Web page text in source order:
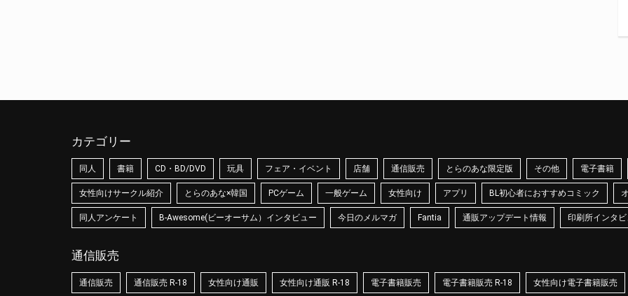
カテゴリー
同人 書籍 CD・BD/DVD 玩具 フェア・イベント 店舗 通信販売 とらのあな限定版 その他 電子書籍
女性向けサークル紹介 とらのあな×韓国 PCゲーム 一般ゲーム 女性向け アプリ BL初心者におすすめコミック
同人アンケート B-Awesome(ビーオーサム）インタビュー 今日のメルマガ Fantia 通販アップデート情報 印刷所インタ
通信販売
通信販売 通信販売 R-18 女性向け通販 女性向け通販 R-18 電子書籍販売 電子書籍販売 R-18 女性向け電子書籍販売